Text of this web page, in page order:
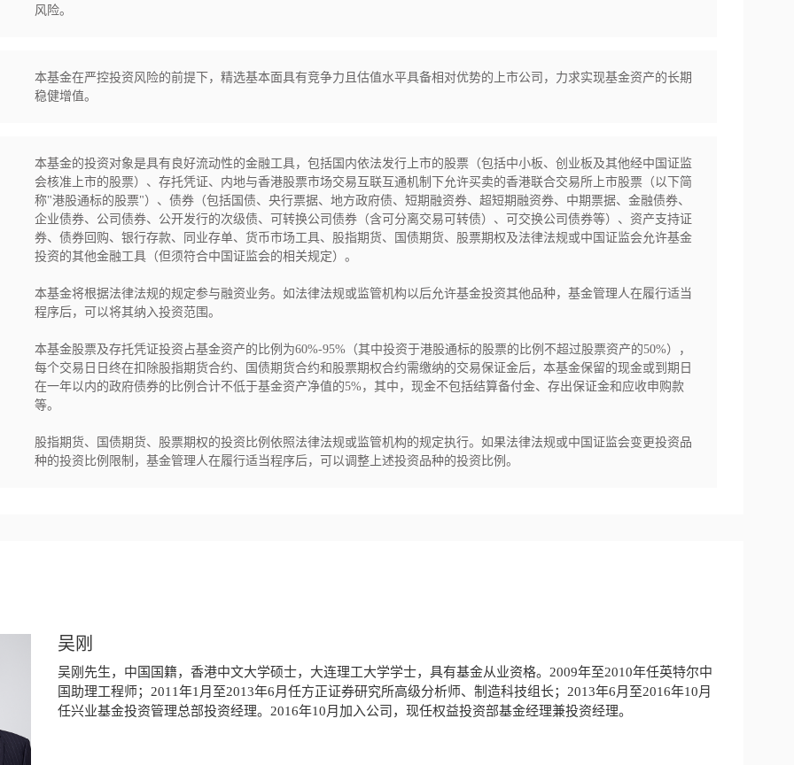
风险。
本基金在严控投资风险的前提下，精选基本面具有竞争力且估值水平具备相对优势的上市公司，力求实现基金资产的长期
稳健增值。
本基金的投资对象是具有良好流动性的金融工具，包括国内依法发行上市的股票（包括中小板、创业板及其他经中国证监
会核准上市的股票）、存托凭证、内地与香港股票市场交易互联互通机制下允许买卖的香港联合交易所上市股票（以下简
称"港股通标的股票"）、债券（包括国债、央行票据、地方政府债、短期融资券、超短期融资券、中期票据、金融债券、
企业债券、公司债券、公开发行的次级债、可转换公司债券（含可分离交易可转债）、可交换公司债券等）、资产支持证
券、债券回购、银行存款、同业存单、货币市场工具、股指期货、国债期货、股票期权及法律法规或中国证监会允许基金
投资的其他金融工具（但须符合中国证监会的相关规定）。
本基金将根据法律法规的规定参与融资业务。如法律法规或监管机构以后允许基金投资其他品种，基金管理人在履行适当
程序后，可以将其纳入投资范围。
本基金股票及存托凭证投资占基金资产的比例为60%-95%（其中投资于港股通标的股票的比例不超过股票资产的50%），
每个交易日日终在扣除股指期货合约、国债期货合约和股票期权合约需缴纳的交易保证金后，本基金保留的现金或到期日
在一年以内的政府债券的比例合计不低于基金资产净值的5%，其中，现金不包括结算备付金、存出保证金和应收申购款
等。
股指期货、国债期货、股票期权的投资比例依照法律法规或监管机构的规定执行。如果法律法规或中国证监会变更投资品
种的投资比例限制，基金管理人在履行适当程序后，可以调整上述投资品种的投资比例。
吴刚
吴刚先生，中国国籍，香港中文大学硕士，大连理工大学学士，具有基金从业资格。2009年至2010年任英特尔中
国助理工程师；2011年1月至2013年6月任方正证券研究所高级分析师、制造科技组长；2013年6月至2016年10月
任兴业基金投资管理总部投资经理。2016年10月加入公司，现任权益投资部基金经理兼投资经理。